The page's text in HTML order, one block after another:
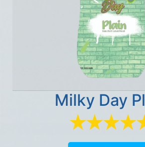
Milky Day